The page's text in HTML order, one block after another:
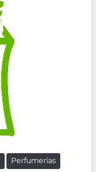
Perfumerías